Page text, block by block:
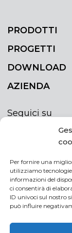
Per fornire una
utilizziamo tecnologie
informazioni del
ci consentirà di
ID univoci sul nostro
può influire
PRODOTTI
PROGETTI
DOWNLOAD
AZIENDA
Seguici su
ISCRIVITI
Rimani
newsletter
NEWSLETTER
If